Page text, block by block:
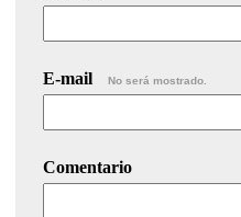
E-mail No será mostrado.
Comentario